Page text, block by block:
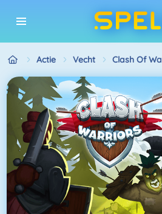
Actie Vecht Clash Of